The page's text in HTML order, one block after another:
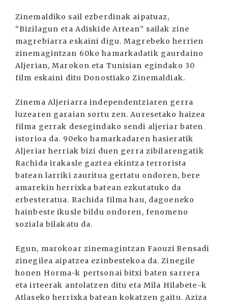
Zinemaldiko sail ezberdinak aipatuaz,
“Bizilagun eta Adiskide Artean” sailak zine
magrebiarra eskaini digu. Magrebeko herrien
zinemagintzan 60ko hamarkadatik gaurdaino
Aljerian, Marokon eta Tunisian egindako 30
film eskaini ditu Donostiako Zinemaldiak.
Zinema Aljeriarra independentziaren gerra
luzearen garaian sortu zen. Auresetako haizea
filma gerrak desegindako sendi aljeriar baten
istorioa da. 90eko hamarkadaren hasieratik
Aljeriar herriak bizi duen gerra zibilarengatik
Rachida irakasle gaztea ekintza terrorista
batean larriki zauritua gertatu ondoren, bere
amarekin herrixka batean ezkutatuko da
erbesteratua. Rachida filma hau, dagoeneko
hainbeste ikusle bildu ondoren, fenomeno
soziala bilakatu da.
Egun, marokoar zinemagintzan Faouzi Bensadi
zinegilea aipatzea ezinbestekoa da. Zinegile
honen Horma-k pertsonai bitxi baten sarrera
eta irteerak antolatzen ditu eta Mila Hilabete-k
Atlaseko herrixka batean kokatzen gaitu. Aziza